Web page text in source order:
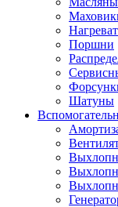
Поршни
Шатуны